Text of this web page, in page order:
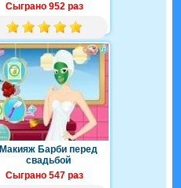
Сыграно 952 раз
Макияж Барби перед
свадьбой
Сыграно 547 раз